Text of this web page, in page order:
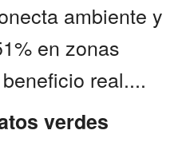
ambiente y
en zonas
real....
verdes